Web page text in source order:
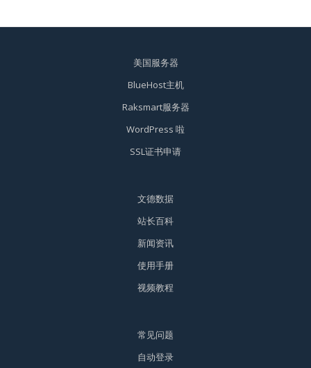
美国服务器
BlueHost主机
Raksmart服务器
WordPress 啦
SSL证书申请
文德数据
站长百科
新闻资讯
使用手册
视频教程
常见问题
自动登录